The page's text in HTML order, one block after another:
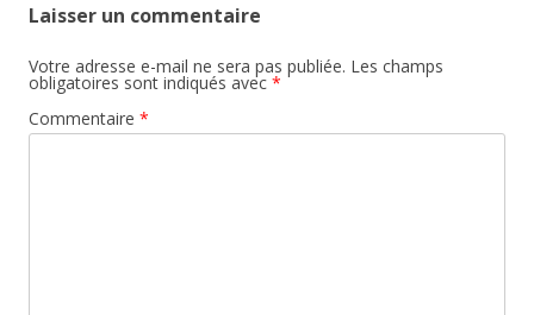
Laisser un commentaire
Votre adresse e-mail ne sera pas publiée. Les champs
obligatoires sont indiqués avec *
Commentaire *